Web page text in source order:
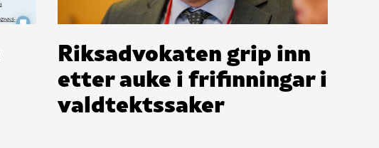
Riksadvokaten grip inn
etter auke i frifinningar i
valdtektssaker